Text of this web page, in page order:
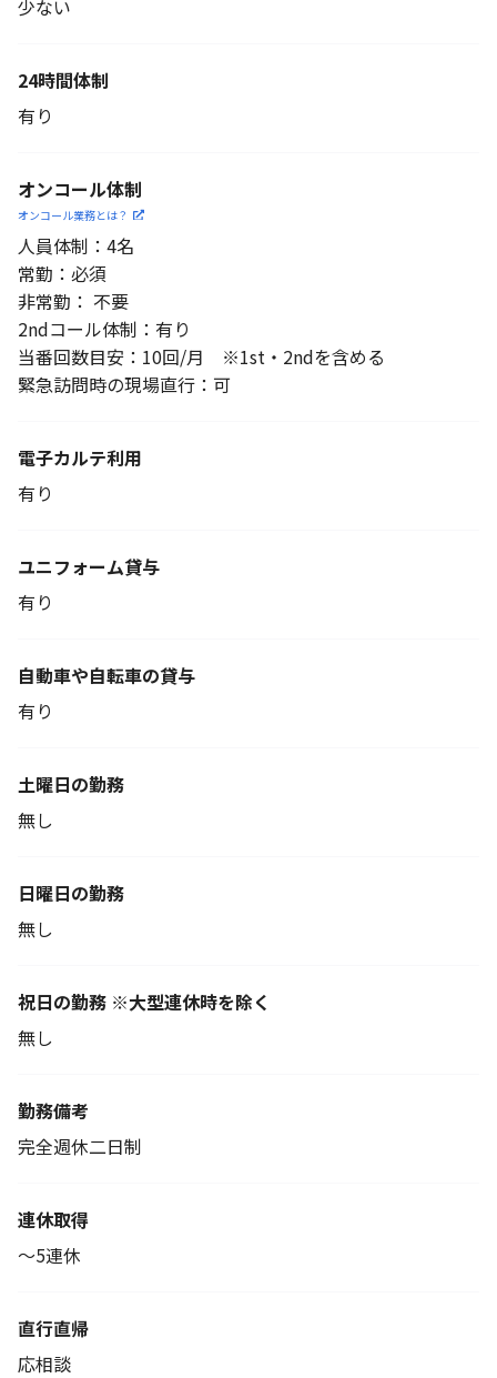
少ない
24時間体制
有り
オンコール体制
オンコール業務とは？
人員体制：4名
常勤：必須
非常勤： 不要
2ndコール体制：有り
当番回数目安：10回/月 ※1st・2ndを含める
緊急訪問時の現場直行：可
電子カルテ利用
有り
ユニフォーム貸与
有り
自動車や自転車の貸与
有り
土曜日の勤務
無し
日曜日の勤務
無し
祝日の勤務 ※大型連休時を除く
無し
勤務備考
完全週休二日制
連休取得
～5連休
直行直帰
応相談